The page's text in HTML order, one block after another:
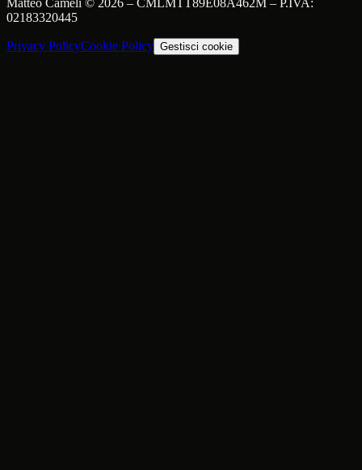
02183320445
Privacy PolicyCookie Policy Gestisci cookie